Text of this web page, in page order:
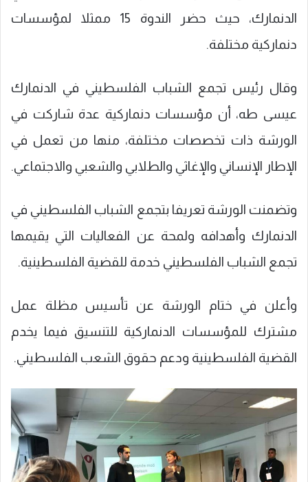
الدنمارك، حيث حضر الندوة 15 ممثلا لمؤسسات
دنماركية مختلفة.
وقال رئيس تجمع الشباب الفلسطيني في الدنمارك
عيسى طه، أن مؤسسات دنماركية عدة شاركت في
الورشة ذات تخصصات مختلفة، منها من تعمل في
الإطار الإنساني والإغاثي والطلابي والشعبي والاجتماعي.
وتضمنت الورشة تعريفا بتجمع الشباب الفلسطيني في
الدنمارك وأهدافه ولمحة عن الفعاليات التي يقيمها
تجمع الشباب الفلسطيني خدمة للقضية الفلسطينية.
وأعلن في ختام الورشة عن تأسيس مظلة عمل
مشترك للمؤسسات الدنماركية للتنسيق فيما يخدم
القضية الفلسطينية ودعم حقوق الشعب الفلسطيني.